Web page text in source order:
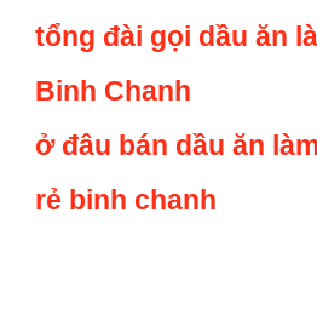
tổng đài gọi dầu ăn
Binh Chanh
ở đâu bán dầu ăn
rẻ binh chanh